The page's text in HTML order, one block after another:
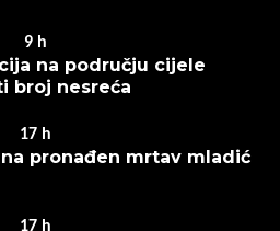
9 h
na području cijele
broj nesreća
17 h
pronađen mrtav mladić
17 h